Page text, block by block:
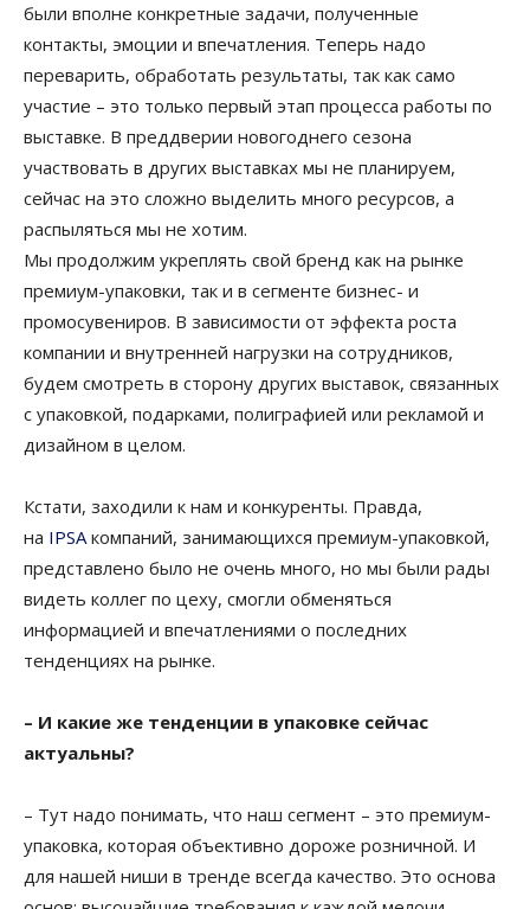
были вполне конкретные задачи, полученные
контакты, эмоции и впечатления. Теперь надо
переварить, обработать результаты, так как само
участие – это только первый этап процесса работы по
выставке. В преддверии новогоднего сезона
участвовать в других выставках мы не планируем,
сейчас на это сложно выделить много ресурсов, а
распыляться мы не хотим.
Мы продолжим укреплять свой бренд как на рынке
премиум-упаковки, так и в сегменте бизнес- и
промосувениров. В зависимости от эффекта роста
компании и внутренней нагрузки на сотрудников,
будем смотреть в сторону других выставок, связанных
с упаковкой, подарками, полиграфией или рекламой и
дизайном в целом.
Кстати, заходили к нам и конкуренты. Правда,
на IPSAкомпаний, занимающихся премиум-упаковкой,
представлено было не очень много, но мы были рады
видеть коллег по цеху, смогли обменяться
информацией и впечатлениями о последних
тенденциях на рынке.
– И какие же тенденции в упаковке сейчас
актуальны?
– Тут надо понимать, что наш сегмент – это премиум-
упаковка, которая объективно дороже розничной. И
для нашей ниши в тренде всегда качество. Это основа